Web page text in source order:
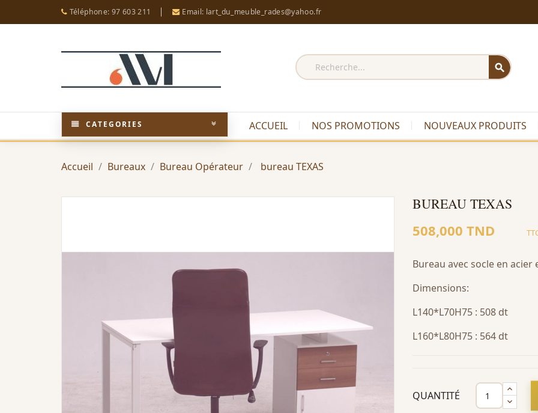
Téléphone: 97 603 211 Email: lart_du_meuble_rades@yahoo.fr
search
CATEGORIES ACCUEIL NOS PROMOTIONS NOUVEAUX PRODUITS
Accueil Bureaux Bureau Opérateur bureau TEXAS
BUREAU TEXAS
508,000 TND
Bureau avec socle en
Dimensions:
L140*L70H75 : 508 dt
L160*L80H75 : 564 dt
QUANTITÉ